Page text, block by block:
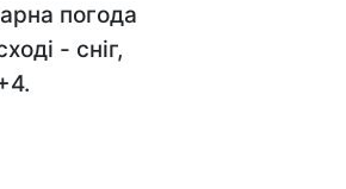
погода
- сніг,